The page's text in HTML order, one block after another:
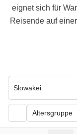
eignet sich für
Reisende auf
Slowakei
Altersgruppe